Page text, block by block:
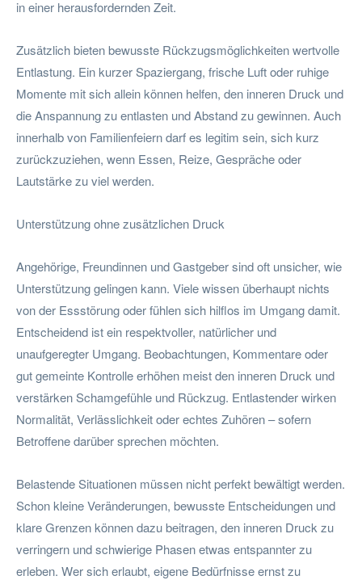
in einer herausfordernden Zeit.
Zusätzlich bieten bewusste Rückzugsmöglichkeiten wertvolle
Entlastung. Ein kurzer Spaziergang, frische Luft oder ruhige
Momente mit sich allein können helfen, den inneren Druck und
die Anspannung zu entlasten und Abstand zu gewinnen. Auch
innerhalb von Familienfeiern darf es legitim sein, sich kurz
zurückzuziehen, wenn Essen, Reize, Gespräche oder
Lautstärke zu viel werden.
Unterstützung ohne zusätzlichen Druck
Angehörige, Freundinnen und Gastgeber sind oft unsicher, wie
Unterstützung gelingen kann. Viele wissen überhaupt nichts
von der Essstörung oder fühlen sich hilflos im Umgang damit.
Entscheidend ist ein respektvoller, natürlicher und
unaufgeregter Umgang. Beobachtungen, Kommentare oder
gut gemeinte Kontrolle erhöhen meist den inneren Druck und
verstärken Schamgefühle und Rückzug. Entlastender wirken
Normalität, Verlässlichkeit oder echtes Zuhören – sofern
Betroffene darüber sprechen möchten.
Belastende Situationen müssen nicht perfekt bewältigt werden.
Schon kleine Veränderungen, bewusste Entscheidungen und
klare Grenzen können dazu beitragen, den inneren Druck zu
verringern und schwierige Phasen etwas entspannter zu
erleben. Wer sich erlaubt, eigene Bedürfnisse ernst zu